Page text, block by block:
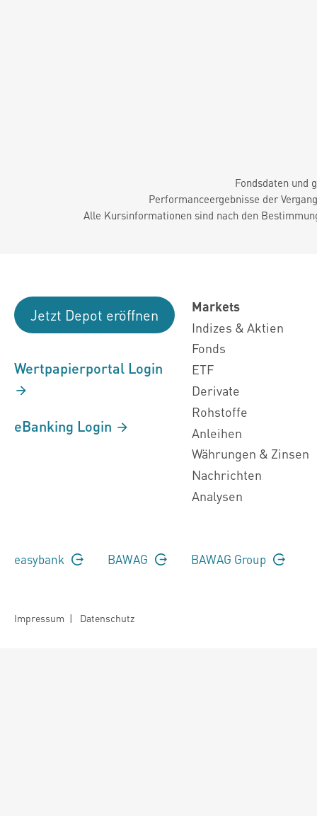
Fondsdaten und
Performanceergebnisse der
Alle Kursinformationen sind nach den
Jetzt Depot eröffnen
Wertpapierportal Login
eBanking Login
Markets
Indizes & Aktien
Fonds
ETF
Derivate
Rohstoffe
Anleihen
Währungen & Zinsen
Nachrichten
Analysen
easybank BAWAG BAWAG Group
Impressum | Datenschutz